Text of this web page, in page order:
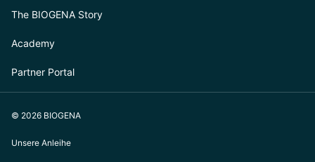
The BIOGENA Story
Academy
Partner Portal
© 2026 BIOGENA
Unsere Anleihe